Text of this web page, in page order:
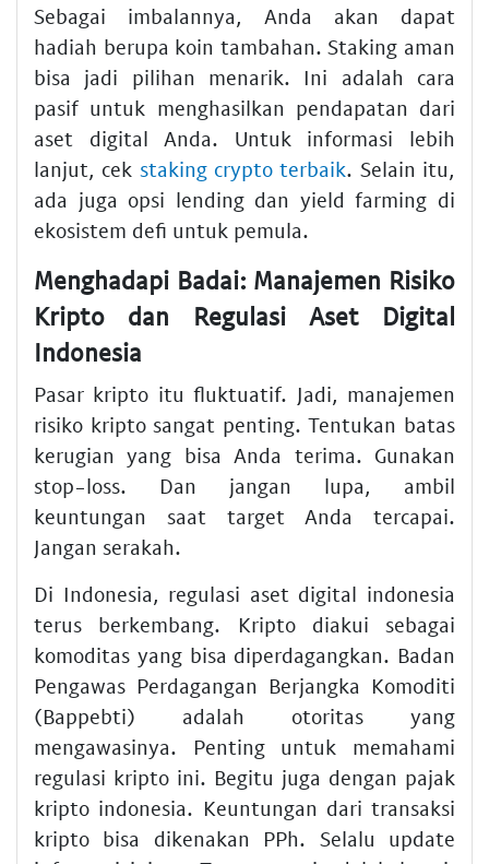
Sebagai imbalannya, Anda akan dapat
hadiah berupa koin tambahan.Staking aman
bisa jadi pilihan menarik. Ini adalah cara
pasif untuk menghasilkan pendapatan dari
aset digital Anda. Untuk informasi lebih
lanjut, cek staking crypto terbaik. Selain itu,
ada juga opsi lending dan yield farming di
ekosistem defi untuk pemula.
Menghadapi Badai: Manajemen Risiko
Kripto dan Regulasi Aset Digital
Indonesia
Pasar kripto itu fluktuatif. Jadi, manajemen
risiko kriptosangat penting. Tentukan batas
kerugian yang bisa Anda terima. Gunakan
stop-loss. Dan jangan lupa, ambil
keuntungan saat target Anda tercapai.
Jangan serakah.
Di Indonesia, regulasi aset digital indonesia
terus berkembang. Kripto diakui sebagai
komoditas yang bisa diperdagangkan. Badan
Pengawas Perdagangan Berjangka Komoditi
(Bappebti) adalah otoritas yang
mengawasinya. Penting untuk memahami
regulasi kripto ini. Begitu juga dengan pajak
kripto indonesia. Keuntungan dari transaksi
kripto bisa dikenakan PPh. Selalu update